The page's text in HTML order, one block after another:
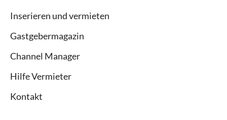
Inserieren und vermieten
Gastgebermagazin
Channel Manager
Hilfe Vermieter
Kontakt